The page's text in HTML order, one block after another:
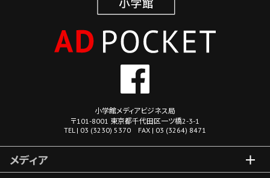
小学館メディアビジネス局
〒101-8001 東京都千代田区一ツ橋2-3-1
TEL | 03 (3230) 5370 FAX | 03 (3264) 8471
メディア